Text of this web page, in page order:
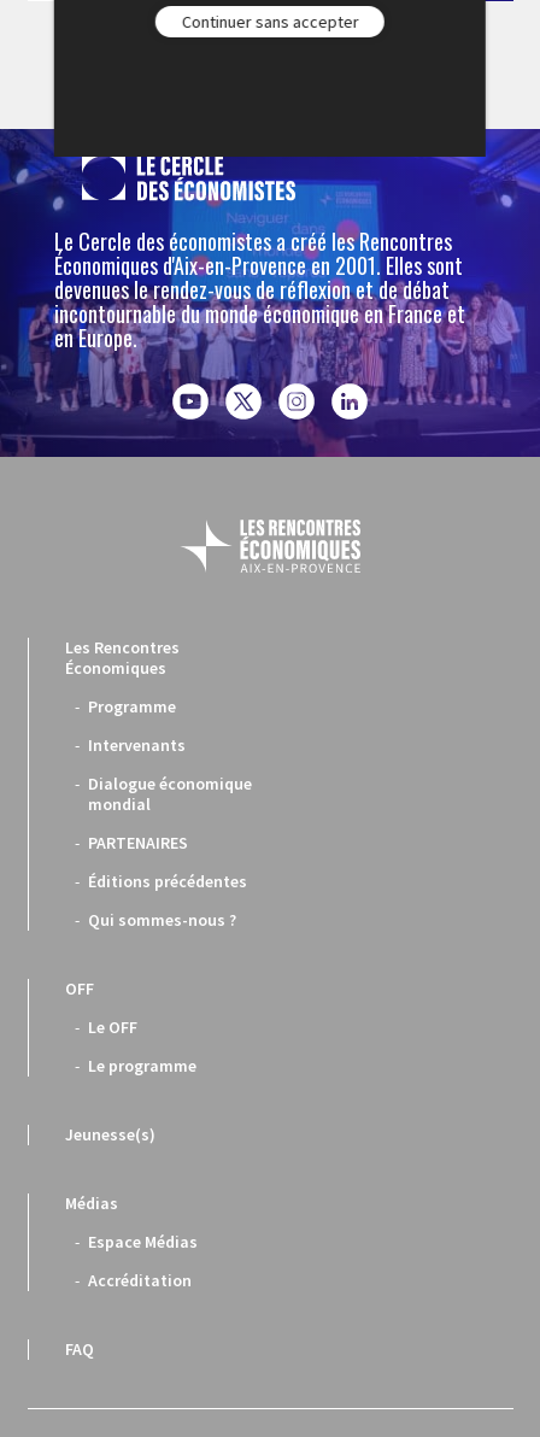
Le Cercle des économistes a créé les Rencontres
Économiques d'Aix-en-Provence en 2001. Elles sont
devenues le rendez-vous de réflexion et de débat
incontournable du monde économique en France et
en Europe.
Les Rencontres
Économiques
Programme
Intervenants
Dialogue économique
mondial
PARTENAIRES
Éditions précédentes
Qui sommes-nous ?
OFF
Le OFF
Le programme
Jeunesse(s)
Médias
Espace Médias
Accréditation
FAQ
Continuer sans accepter